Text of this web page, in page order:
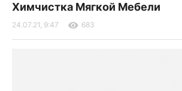
Химчистка Мягкой Мебели
24.07.21, 9:47 683